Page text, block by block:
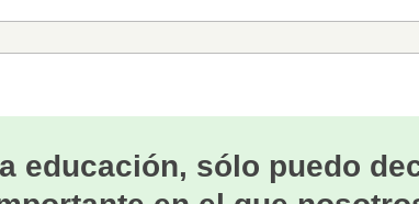
System.out.printf("Hora militar:
educación, sólo puedo